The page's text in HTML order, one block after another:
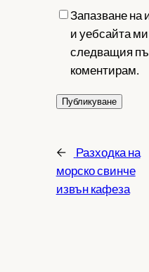
Запазване на
и уебсайта
следващия
коментирам.
←
Разходка на
морско свинче
извън кафеза